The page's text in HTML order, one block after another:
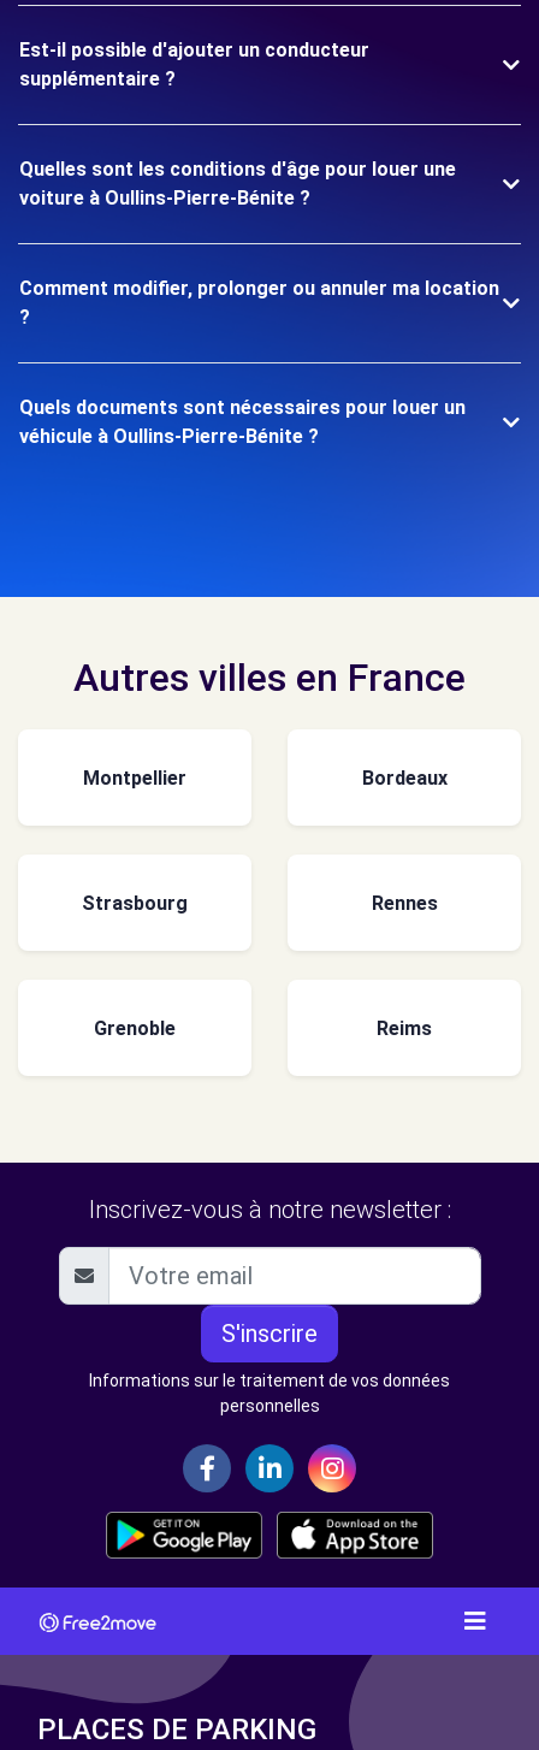
Est-il possible d'ajouter un conducteur
supplémentaire ?
Quelles sont les conditions d'âge pour louer une
voiture à Oullins-Pierre-Bénite ?
Comment modifier, prolonger ou annuler ma location
?
Quels documents sont nécessaires pour louer un
véhicule à Oullins-Pierre-Bénite ?
Autres villes en France
Montpellier Bordeaux
Strasbourg Rennes
Grenoble Reims
Inscrivez-vous à notre newsletter :
S'inscrire
Informations sur le traitement de vos données
personnelles
PLACES DE PARKING